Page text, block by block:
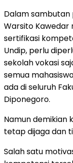
Dalam
Warsito Kawedar
sertifikasi
Undip, perlu
sekolah vokasi
semua
ada di seluruh
Diponegoro.
Namun demikian
tetap dijaga dan
Salah satu